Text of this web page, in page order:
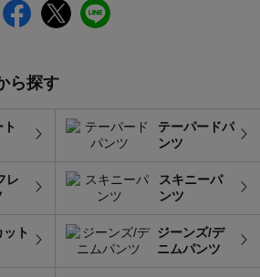
ら探す
テーパードパ
ンツ
レ
スキニーパ
ンツ
ト
ジーンズ/デ
ニムパンツ